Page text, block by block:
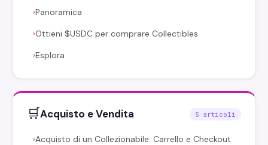
›Panoramica
›Ottieni $USDC per comprare Collectibles
›Esplora
🛒Acquisto e Vendita 5 articoli
›Acquisto di un Collezionabile: Carrello e Checkout